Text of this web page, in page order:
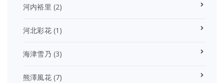
河内裕里 (2)
河北彩花(1)
海津雪乃 (3)
熊澤風花(7)